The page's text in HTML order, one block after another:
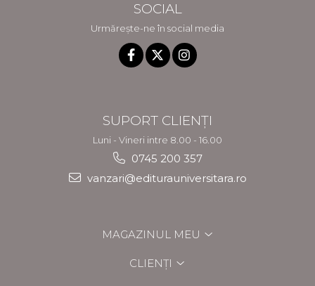
SOCIAL
Urmărește-ne în social media
SUPORT CLIENȚI
Luni - Vineri intre 8.00 - 16.00
0745 200 357
vanzari@editurauniversitara.ro
MAGAZINUL MEU
CLIENȚI